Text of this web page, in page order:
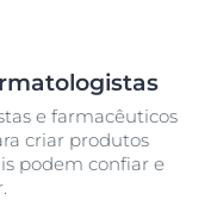
e farmacêuticos
criar produtos
podem confiar e